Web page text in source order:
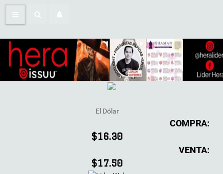
El Dólar
COMPRA:
$16.30
VENTA:
$17.50